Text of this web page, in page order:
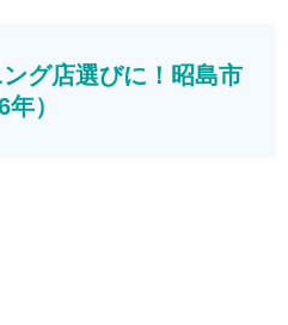
グ店選びに！昭島市
）